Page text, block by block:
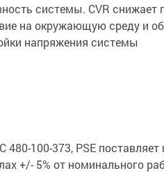
системы. CVR снижает
на окружающую среду и
напряжения системы
480-100-373, PSE
+/- 5% от номинального